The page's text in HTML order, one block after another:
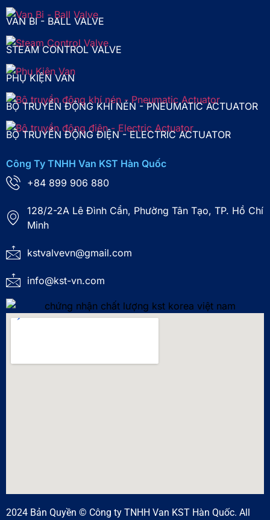
VAN BI - BALL VALVE
STEAM CONTROL VALVE
PHỤ KIỆN VAN
BỘ TRUYỀN ĐỘNG KHÍ NÉN - PNEUMATIC ACTUATOR
BỘ TRUYỀN ĐỘNG ĐIỆN - ELECTRIC ACTUATOR
Công Ty TNHH Van KST Hàn Quốc
+84 899 906 880
128/2-2A Lê Đình Cẩn, Phường Tân Tạo, TP. Hồ Chí
Minh
kstvalvevn@gmail.com
info@kst-vn.com
2024 Bản Quyền © Công ty TNHH Van KST Hàn Quốc. All